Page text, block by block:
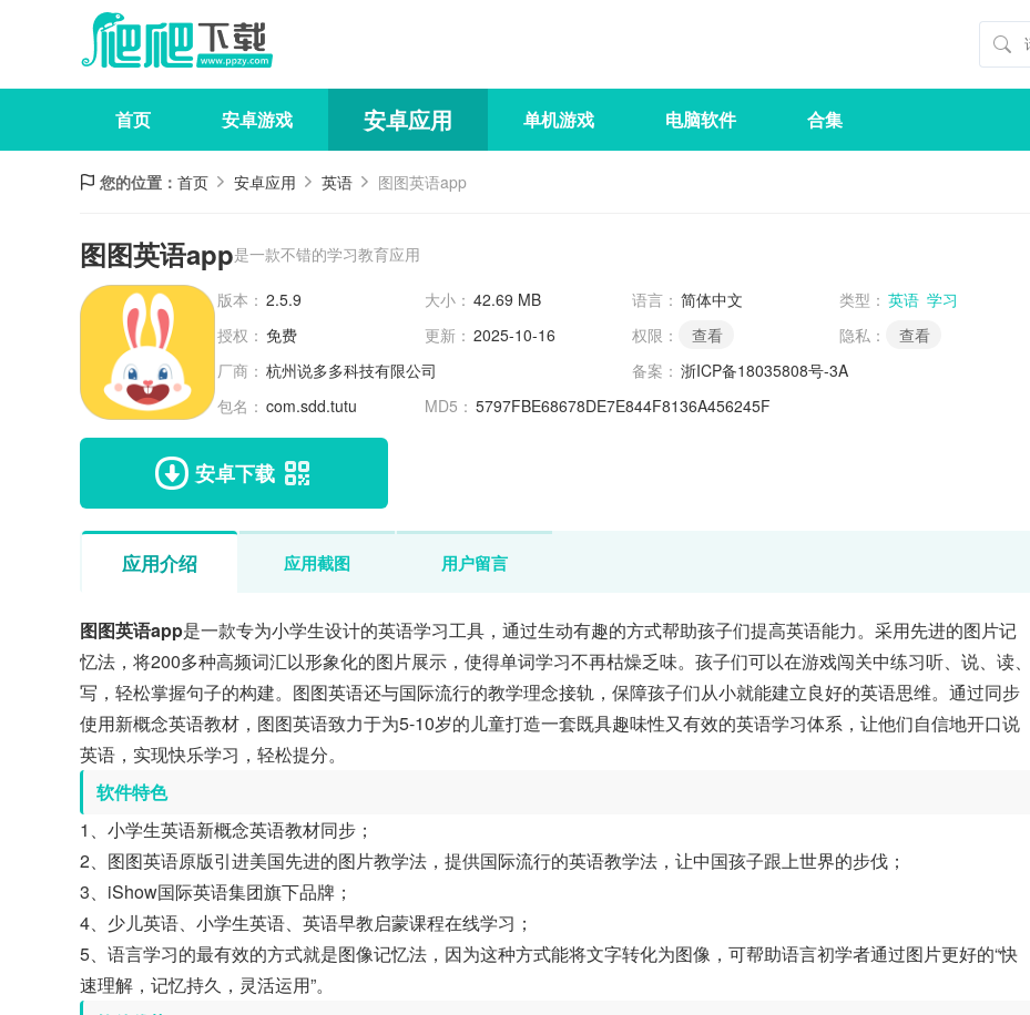
首页 安卓游戏 安卓应用 单机游戏 电脑软件 合集
您的位置： 首页 安卓应用 英语 图图英语app
图图英语app是一款不错的学习教育应用
版本： 2.5.9 大小： 42.69 MB 语言： 简体中文 类型： 英语 学习
授权： 免费 更新： 2025-10-16 权限： 查看 隐私：
查看
厂商： 杭州说多多科技有限公司 备案： 浙ICP备18035808号-3A
包名： com.sdd.tutu MD5： 5797FBE68678DE7E844F8136A456245F
安卓下载
应用介绍 应用截图 用户留言
图图英语app是一款专为小学生设计的英语学习工具，通过生动有趣的方式帮助孩子们提高英语能力。采用先进的图片记
忆法，将200多种高频词汇以形象化的图片展示，使得单词学习不再枯燥乏味。孩子们可以在游戏闯关中练习听、说、读、
写，轻松掌握句子的构建。图图英语还与国际流行的教学理念接轨，保障孩子们从小就能建立良好的英语思维。通过同步
使用新概念英语教材，图图英语致力于为5-10岁的儿童打造一套既具趣味性又有效的英语学习体系，让他们自信地开口说
英语，实现快乐学习，轻松提分。
软件特色
1、小学生英语新概念英语教材同步；
2、图图英语原版引进美国先进的图片教学法，提供国际流行的英语教学法，让中国孩子跟上世界的步伐；
3、iShow国际英语集团旗下品牌；
4、少儿英语、小学生英语、英语早教启蒙课程在线学习；
5、语言学习的最有效的方式就是图像记忆法，因为这种方式能将文字转化为图像，可帮助语言初学者通过图片更好的“快
速理解，记忆持久，灵活运用”。